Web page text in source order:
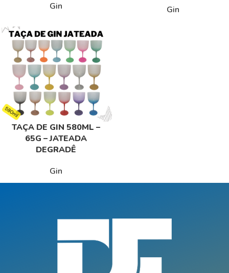
Gin
Gin
TAÇA DE GIN 580ML –
65G – JATEADA
DEGRADÊ
Gin